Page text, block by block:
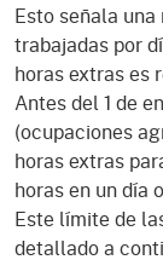
Esto señala
trabajadas por
horas extras es
Antes del 1 de
(ocupaciones
horas extras
horas en un día
Este límite de
detallado a